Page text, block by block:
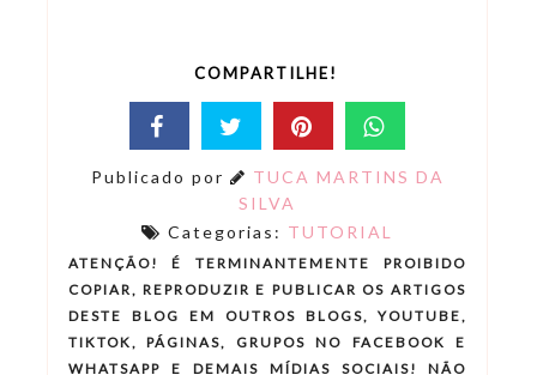
COMPARTILHE!
Publicado por
TUCA MARTINS DA
SILVA
Categorias: TUTORIAL
ATENÇÃO! É TERMINANTEMENTE PROIBIDO
COPIAR, REPRODUZIR E PUBLICAR OS ARTIGOS
DESTE BLOG EM OUTROS BLOGS, YOUTUBE,
TIKTOK, PÁGINAS, GRUPOS NO FACEBOOK E
WHATSAPP E DEMAIS MÍDIAS SOCIAIS! NÃO